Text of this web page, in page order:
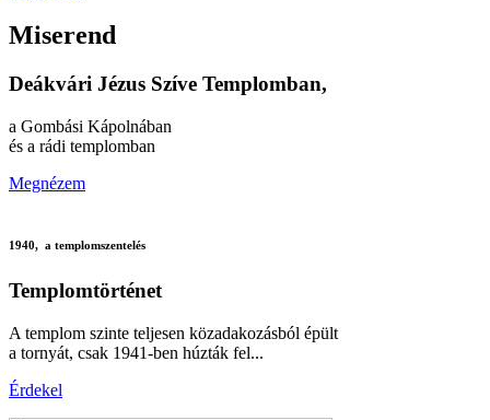
Miserend
Deákvári Jézus Szíve Templomban,
a Gombási Kápolnában
és a rádi templomban
Megnézem
1940, a templomszentelés
Templomtörténet
A templom szinte teljesen közadakozásból épült
a tornyát, csak 1941-ben húzták fel...
Érdekel